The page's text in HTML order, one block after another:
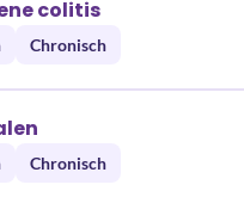
colitis
Chronisch
Chronisch